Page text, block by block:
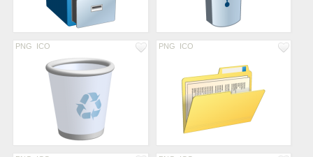
PNG ICO PNG ICO